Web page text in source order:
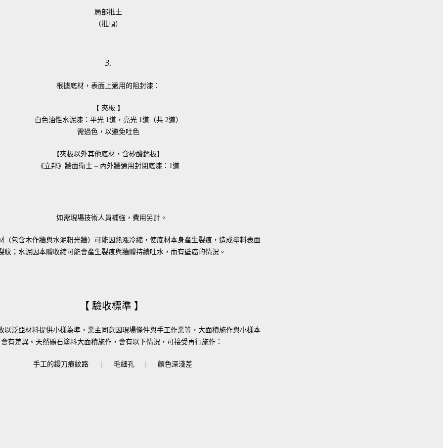
局部批土
（批順）
3.
根據底材，表面上適用的阻封漆：
【 夾板 】
白色油性水泥漆： 平光 1道，亮光 1道（共 2道）
需過色，以避免吐色
【夾板以外其他底材，含矽酸鈣板】
《立邦》牆面衛士 – 內外牆通用封閉底漆： 1道
如需現場技術人員補強，費用另計。
包含木作牆與水泥粉光牆）可能因熱漲冷縮，使底材本身產生裂痕，造成塗料表面
紋；水泥因本體收縮可能會產生裂痕與牆體持續吐水，而有壁癌的情況。
【 驗收標準 】
以泛亞材料提供小樣為準，業主同意因現場條件與手工作業等，大面積施作與小樣本
會有差異。天然礦石塗料大面積施作，會有以下情況，可接受再行施作：
手工的鏝刀痕紋路 | 毛細孔 | 顏色深淺差